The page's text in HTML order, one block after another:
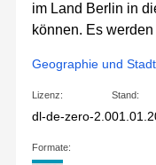
im Land Berlin in
können. Es werden
Geographie und
Lizenz:
dl-de-zero-2.0
Stand:
Formate: